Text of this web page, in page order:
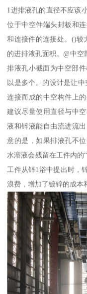
1进排液孔的直径不应该
位于中空件端头封板和
和连接件的连接处。()较
的进排液孔面积。@中
排液孔小截面为中空部
以是多个。的设计是让
连接而成的中空构件上
建议尽量使用直径与中
液和锌液能自由流进流
意的是，如果排液孔不
水溶液会残留在工件内的
工件从锌1浴中提出时，
浪费，增加了镀锌的成本